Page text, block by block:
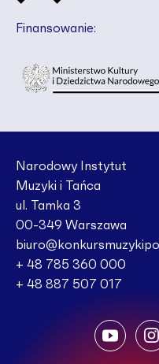
Finansowanie:
Narodowy Instytut
Muzyki i Tańca
ul. Tamka 3
00-349 Warszawa
+ 48 785 360 000
+ 48 887 507 017